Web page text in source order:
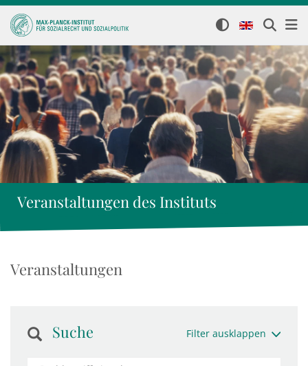
Veranstaltungen des Instituts
Veranstaltungen
Suche Filter ausklappen